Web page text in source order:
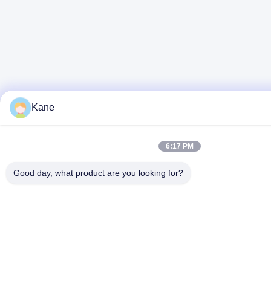
Kane
6:17 PM
Good day, what product are you looking for?